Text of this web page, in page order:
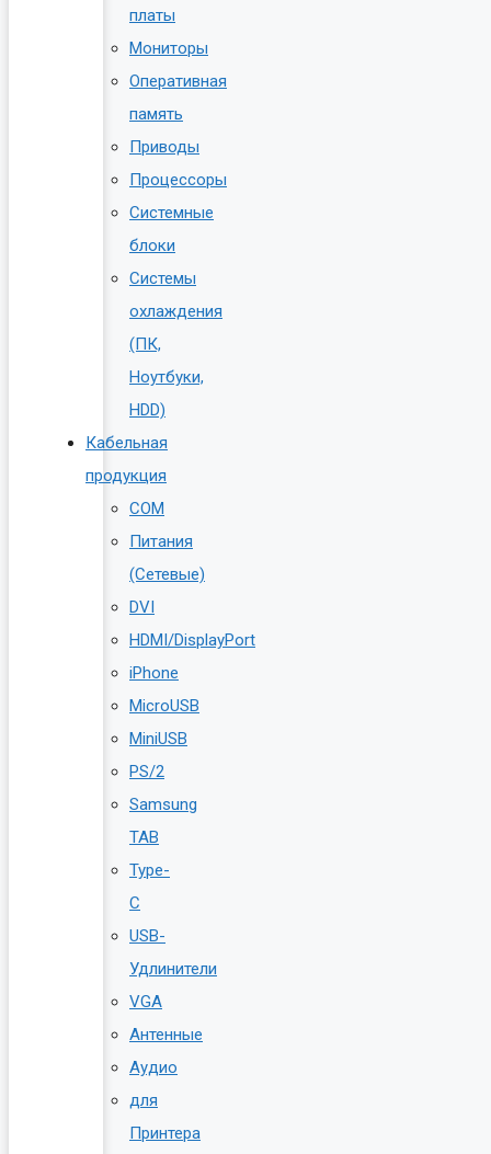
платы
Мониторы
Оперативная
память
Приводы
Процессоры
Системные
блоки
Системы
охлаждения
(ПК,
Ноутбуки,
HDD)
Кабельная
продукция
COM
Питания
(Сетевые)
DVI
HDMI/DisplayPort
iPhone
MicroUSB
MiniUSB
PS/2
Samsung
TAB
Type-
C
USB-
Удлинители
VGA
Антенные
Аудио
для
Принтера